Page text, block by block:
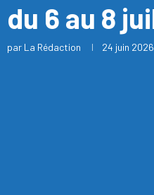
du 6 au 8
par La Rédaction 24 juin 2026